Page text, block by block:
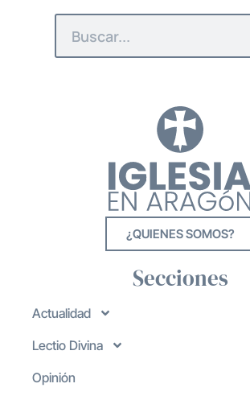
¿QUIENES SOMOS?
Secciones
Actualidad
Lectio Divina
Opinión